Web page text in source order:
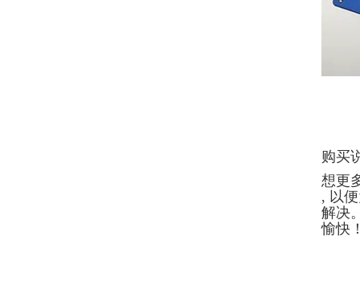
购买
想更
, 以
解决
愉快